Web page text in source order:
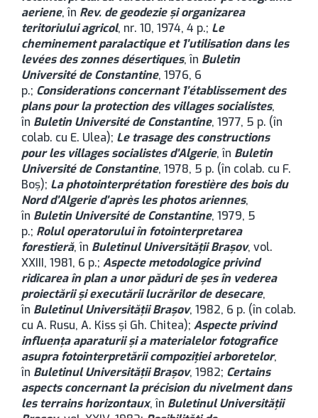
aeriene, în Rev. de geodezie şi organizarea
teritoriului agricol, nr. 10, 1974, 4 p.; Le
cheminement paralactique et 1’utilisation dans les
levées des zonnes désertiques, în Buletin
Université de Constantine, 1976, 6
p.; Considerations concernant 1’établissement des
plans pour la protection des villages socialistes,
în Buletin Université de Constantine, 1977, 5 p. (în
colab. cu E. Ulea); Le trasage des constructions
pour les villages socialistes d’Algerie, în Buletin
Université de Constantine, 1978, 5 p. (în colab. cu F.
Boş); La photointerprétation forestière des bois du
Nord d’Algerie d’après les photos ariennes,
în Buletin Université de Constantine, 1979, 5
p.; Rolul operatorului în fotointerpretarea
forestieră, în Buletinul Universității Brașov, vol.
XXIII, 1981, 6 p.; Aspecte metodologice privind
ridicarea în plan a unor păduri de şes în vederea
proiectării şi executării lucrărilor de desecare,
în Buletinul Universității Brașov, 1982, 6 p. (în colab.
cu A. Rusu, A. Kiss şi Gh. Chitea); Aspecte privind
influenţa aparaturii şi a materialelor fotografice
asupra fotointerpretării compoziţiei arboretelor,
în Buletinul Universității Brașov, 1982; Certains
aspects concernant la précision du nivelment dans
les terrains horizontaux, în Buletinul Universității